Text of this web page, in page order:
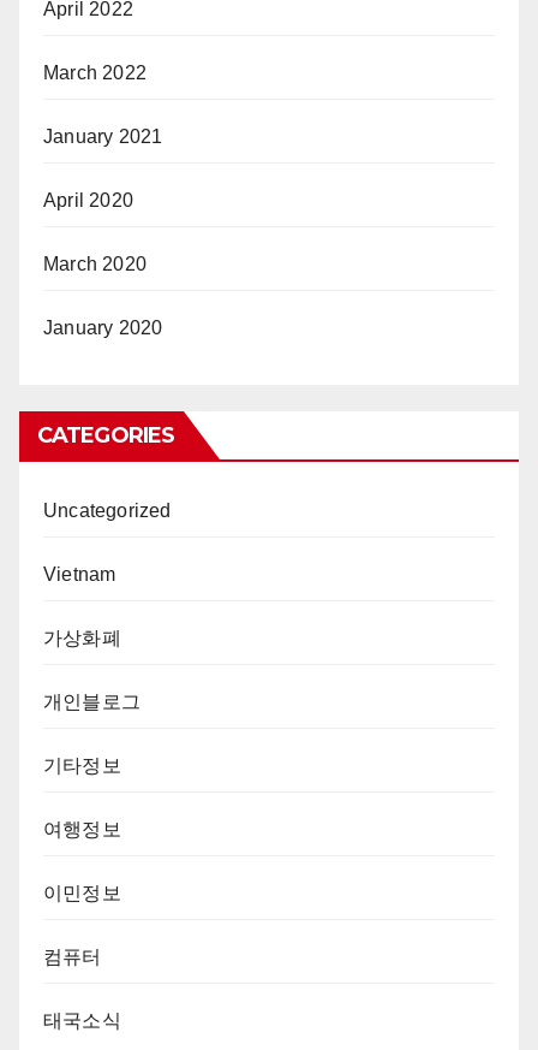
April 2022
March 2022
January 2021
April 2020
March 2020
January 2020
CATEGORIES
Uncategorized
Vietnam
가상화폐
개인블로그
기타정보
여행정보
이민정보
컴퓨터
태국소식